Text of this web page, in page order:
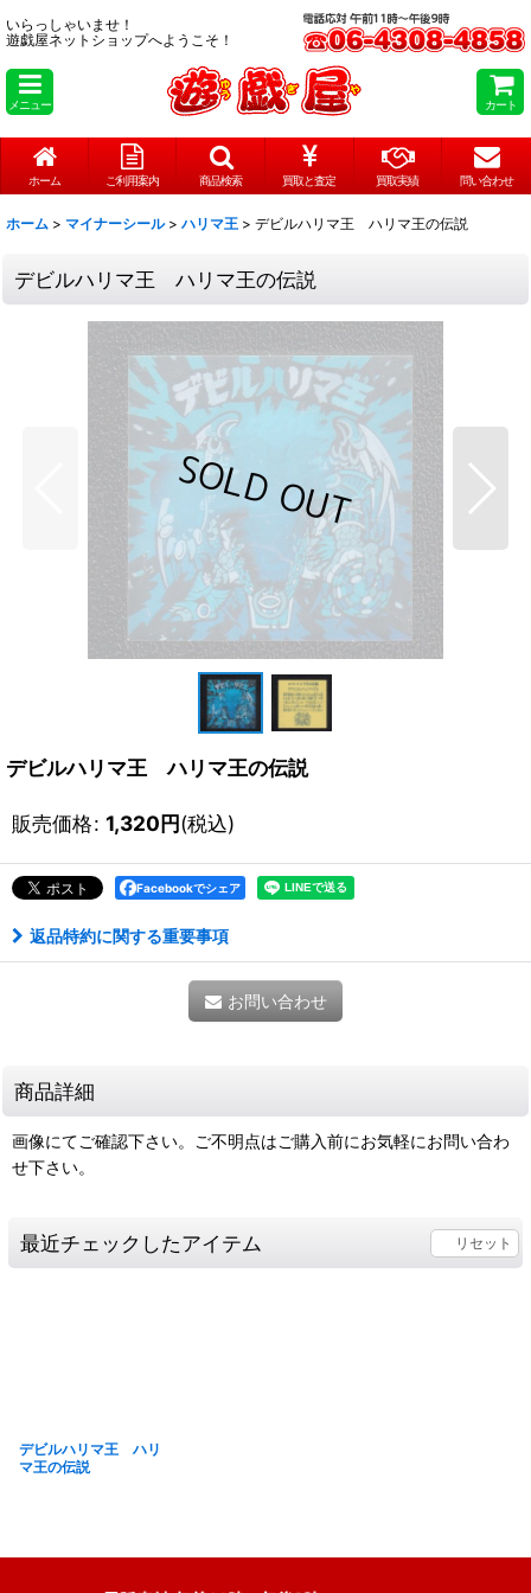
いらっしゃいませ！
遊戯屋ネットショップへようこそ！
メニュー カート
ホーム ご利用案内 商品検索 買取と査定 買取実績 問い合わせ
ホーム > マイナーシール > ハリマ王 > デビルハリマ王 ハリマ王の伝説
デビルハリマ王 ハリマ王の伝説
デビルハリマ王 ハリマ王の伝説
販売価格: 1,320円(税込)
Facebookでシェア
返品特約に関する重要事項
お問い合わせ
商品詳細
画像にてご確認下さい。ご不明点はご購入前にお気軽にお問い合わ
せ下さい。
最近チェックしたアイテム リセット
デビルハリマ王 ハリ
マ王の伝説